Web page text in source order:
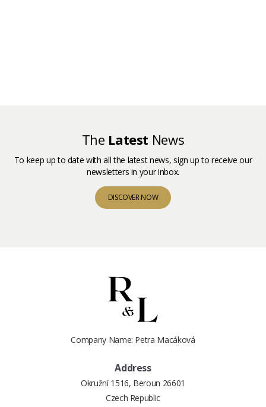
The Latest News
To keep up to date with all the latest news, sign up to receive our
newsletters in your inbox.
DISCOVER NOW
Company Name: Petra Macáková
Address
Okružní 1516, Beroun 26601
Czech Republic